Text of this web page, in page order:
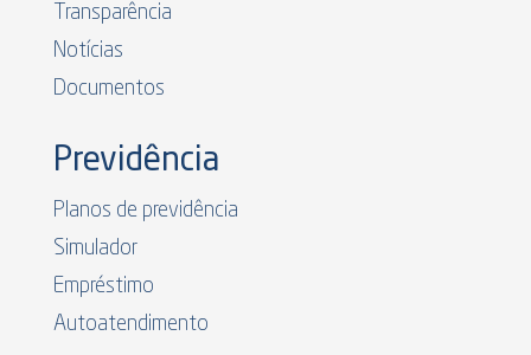
Transparência
Notícias
Documentos
Previdência
Planos de previdência
Simulador
Empréstimo
Autoatendimento